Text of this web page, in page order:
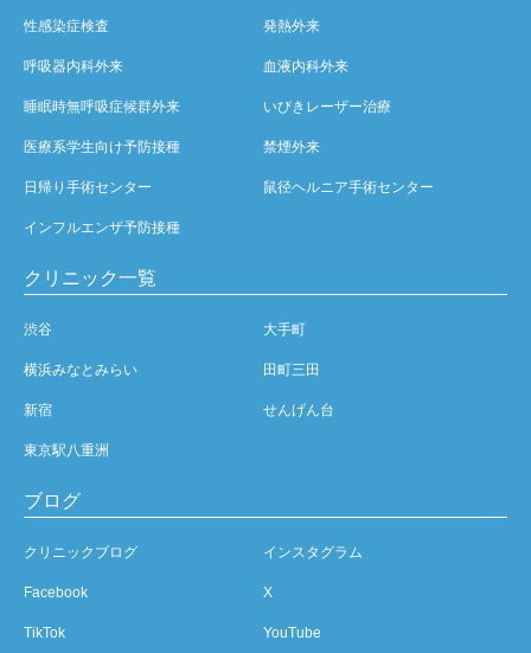
性感染症検査 発熱外来
呼吸器内科外来 血液内科外来
睡眠時無呼吸症候群外来 いびきレーザー治療
医療系学生向け予防接種 禁煙外来
日帰り手術センター 鼠径ヘルニア手術センター
インフルエンザ予防接種
クリニック一覧
渋谷 大手町
横浜みなとみらい 田町三田
新宿 せんげん台
東京駅八重洲
ブログ
クリニックブログ インスタグラム
Facebook X
TikTok YouTube